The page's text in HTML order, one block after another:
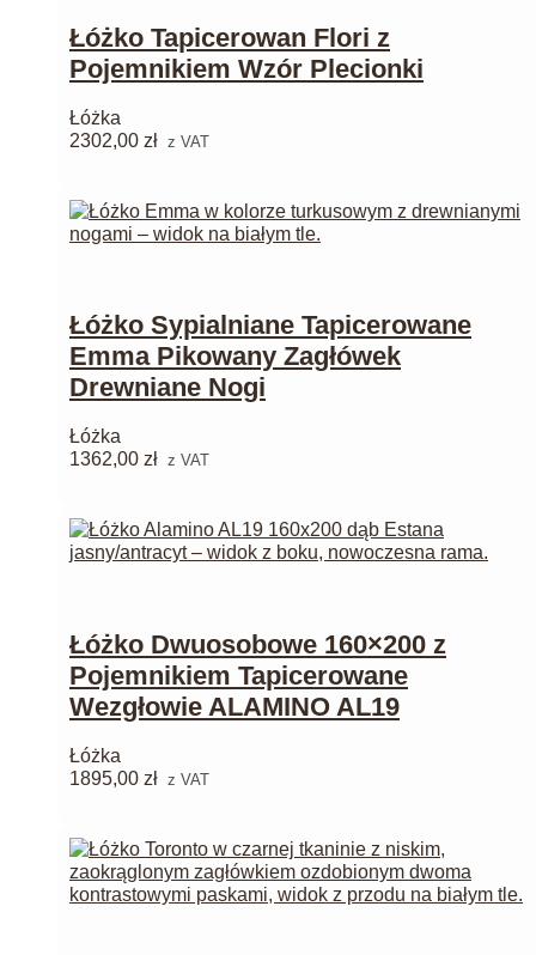
Łóżko Tapicerowan Flori z
Pojemnikiem Wzór Plecionki
Łóżka
2302,00 zł z VAT
Łóżko Sypialniane Tapicerowane
Emma Pikowany Zagłówek
Drewniane Nogi
Łóżka
1362,00 zł z VAT
Łóżko Dwuosobowe 160×200 z
Pojemnikiem Tapicerowane
Wezgłowie ALAMINO AL19
Łóżka
1895,00 zł z VAT